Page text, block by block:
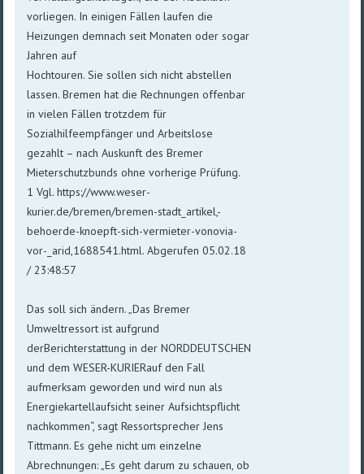
vorliegen. In einigen Fällen laufen die
Heizungen demnach seit Monaten oder sogar
Jahren auf
Hochtouren. Sie sollen sich nicht abstellen
lassen. Bremen hat die Rechnungen offenbar
in vielen Fällen trotzdem für
Sozialhilfeempfänger und Arbeitslose
gezahlt – nach Auskunft des Bremer
Mieterschutzbunds ohne vorherige Prüfung.
1 Vgl. https://www.weser-
kurier.de/bremen/bremen-stadt_artikel,-
behoerde-knoepft-sich-vermieter-vonovia-
vor-_arid,1688541.html. Abgerufen 05.02.18
/ 23:48:57
Das soll sich ändern. „Das Bremer
Umweltressort ist aufgrund
derBerichterstattung in der NORDDEUTSCHEN
und dem WESER-KURIERauf den Fall
aufmerksam geworden und wird nun als
Energiekartellaufsicht seiner Aufsichtspflicht
nachkommen“, sagt Ressortsprecher Jens
Tittmann. Es gehe nicht um einzelne
Abrechnungen: „Es geht darum zu schauen, ob